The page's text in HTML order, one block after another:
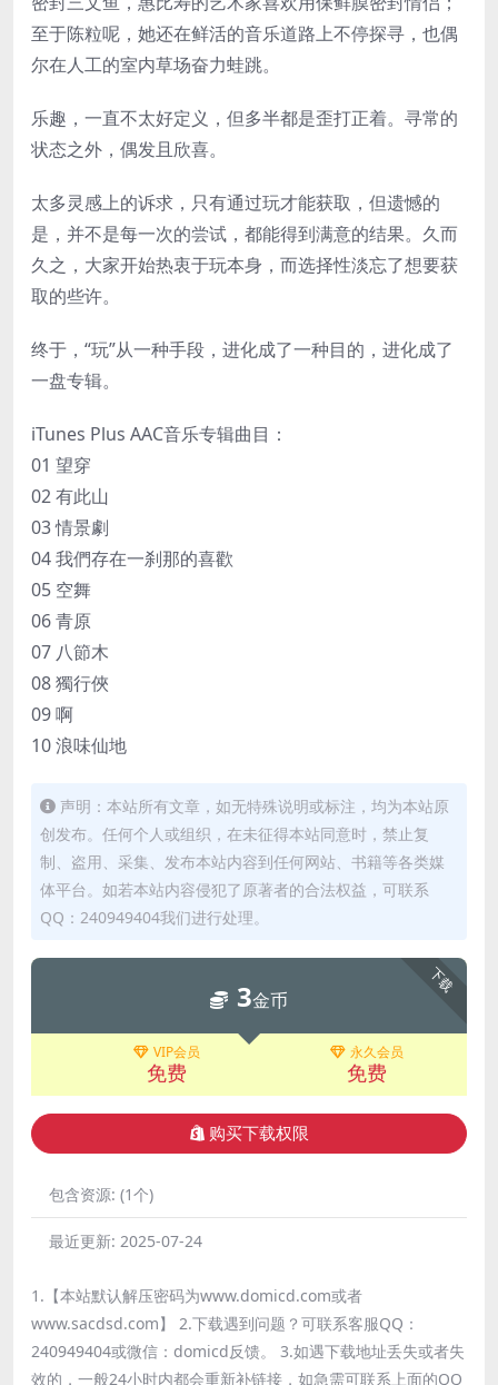
至于陈粒呢，她还在鲜活的音乐道路上不停探寻，也偶
尔在人工的室内草场奋力蛙跳。
乐趣，一直不太好定义，但多半都是歪打正着。寻常的
状态之外，偶发且欣喜。
太多灵感上的诉求，只有通过玩才能获取，但遗憾的
是，并不是每一次的尝试，都能得到满意的结果。久而
久之，大家开始热衷于玩本身，而选择性淡忘了想要获
取的些许。
终于，“玩”从一种手段，进化成了一种目的，进化成了
一盘专辑。
iTunes Plus AAC音乐专辑曲目：
01 望穿
02 有此山
03 情景劇
04 我們存在一刹那的喜歡
05 空舞
06 青原
07 八節木
08 獨行俠
09 啊
10 浪味仙地
声明：本站所有文章，如无特殊说明或标注，均为本站原
创发布。任何个人或组织，在未征得本站同意时，禁止复
制、盗用、采集、发布本站内容到任何网站、书籍等各类媒
体平台。如若本站内容侵犯了原著者的合法权益，可联系
QQ：240949404我们进行处理。
下载
3金币
VIP会员
免费
永久会员
免费
购买下载权限
包含资源: (1个)
最近更新: 2025-07-24
1.【本站默认解压密码为www.domicd.com或者
www.sacdsd.com】 2.下载遇到问题？可联系客服QQ：
240949404或微信：domicd反馈。 3.如遇下载地址丢失或者失
效的，一般24小时内都会重新补链接，如急需可联系上面的QQ